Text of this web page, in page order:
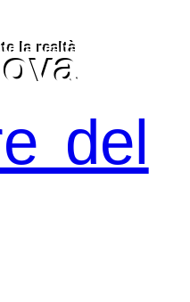
larealtà
del